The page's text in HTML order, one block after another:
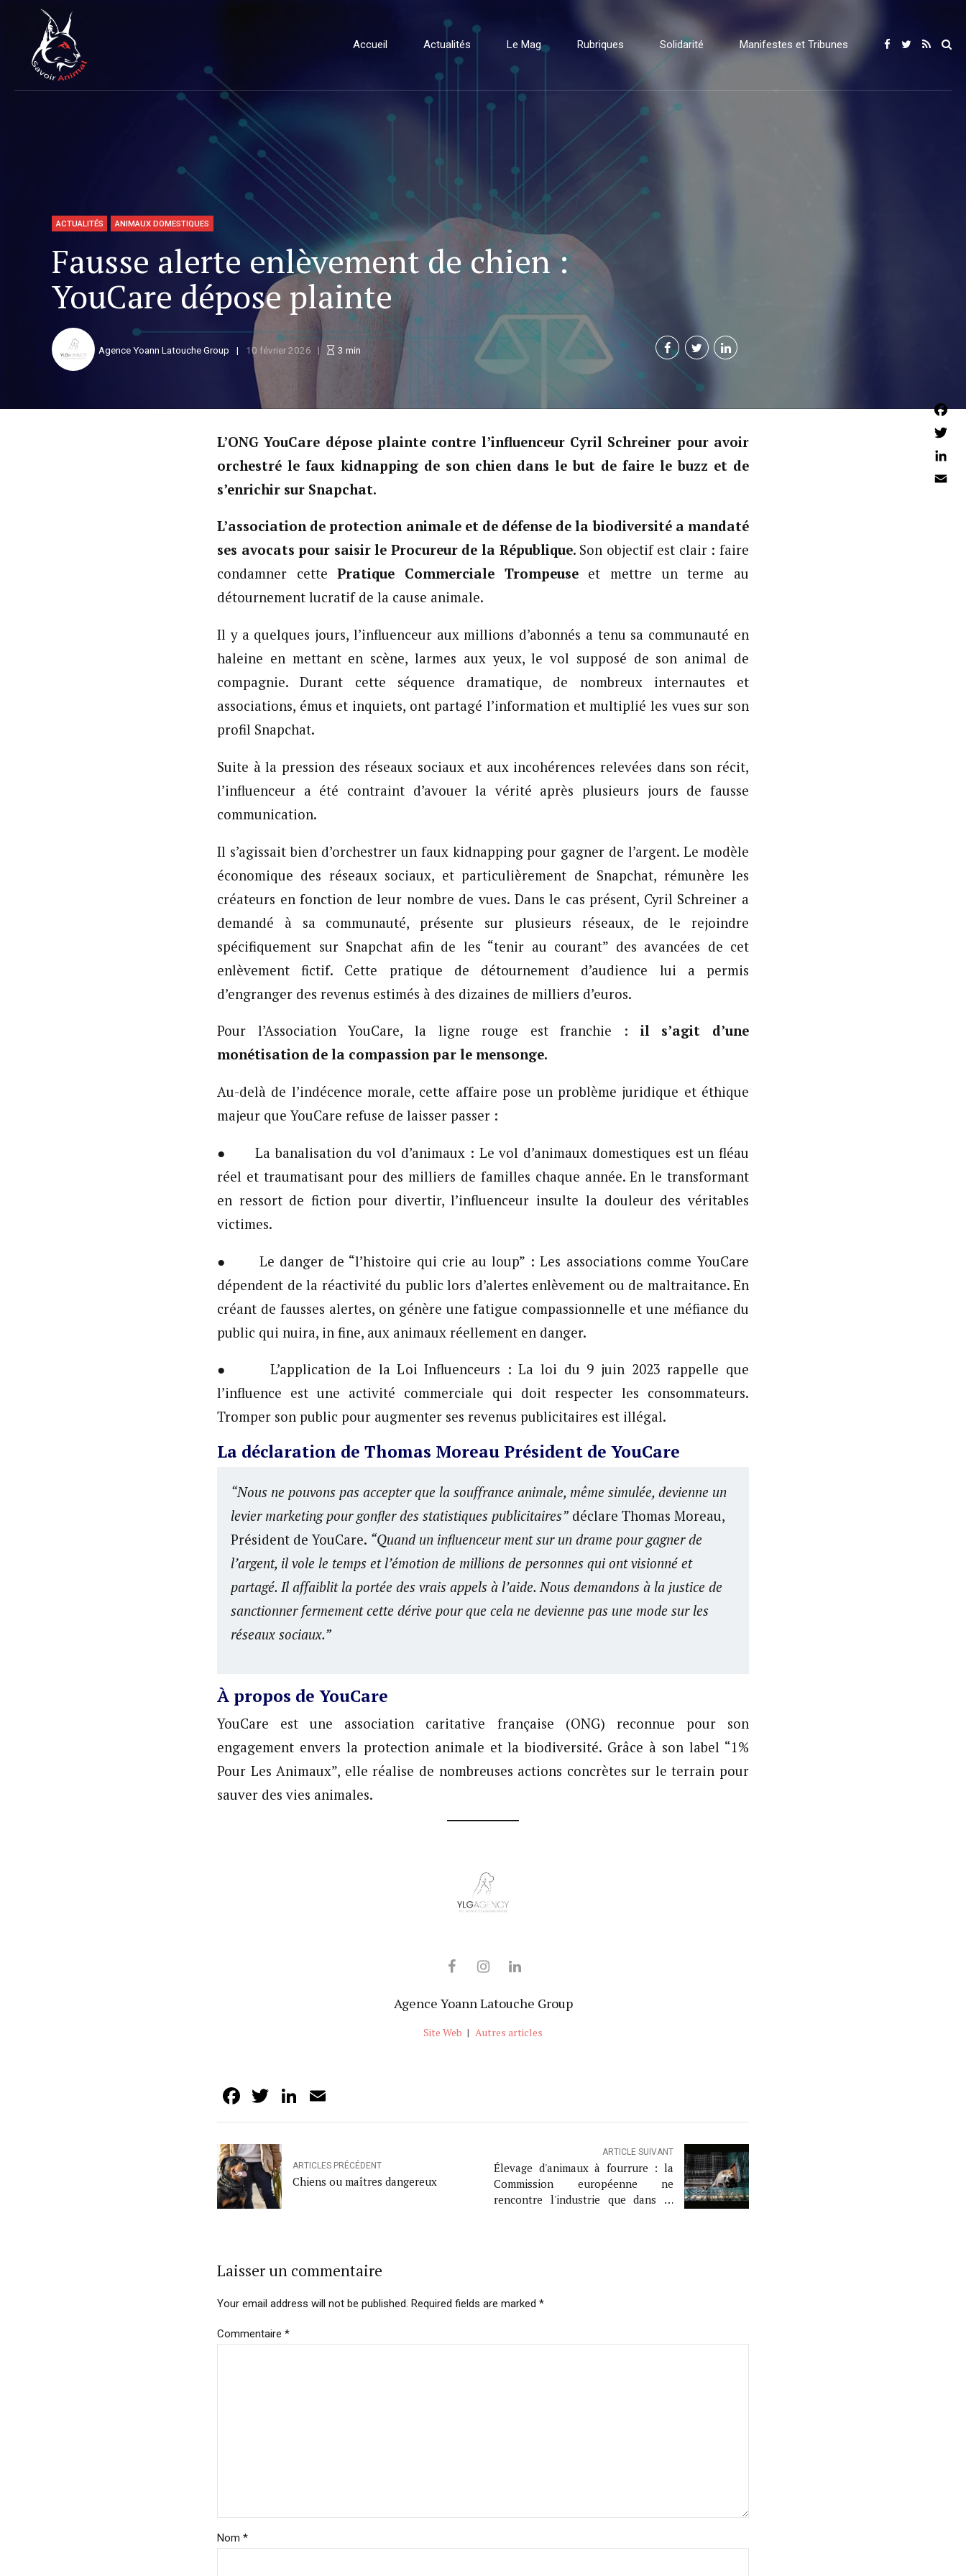
Accueil Actualités Le Mag Rubriques Solidarité Manifestes et Tribunes
ACTUALITÉS ANIMAUX DOMESTIQUES
Fausse alerte enlèvement de chien :
YouCare dépose plainte
Agence Yoann Latouche Group 10 février 2026 3 min
L’ONG YouCare dépose plainte contre l’influenceur Cyril Schreiner pour avoir
orchestré le faux kidnapping de son chien dans le but de faire le buzz et de
s’enrichir sur Snapchat.
L’association de protection animale et de défense de la biodiversité a mandaté
ses avocats pour saisir le Procureur de la République. Son objectif est clair : faire
condamner cettePratique Commerciale Trompeuseet mettre un terme au
détournement lucratif de la cause animale.
Il y a quelques jours, l’influenceur aux millions d’abonnés a tenu sa communauté en
haleine en mettant en scène, larmes aux yeux, le vol supposé de son animal de
compagnie. Durant cette séquence dramatique, de nombreux internautes et
associations, émus et inquiets, ont partagé l’information et multiplié les vues sur son
profil Snapchat.
Suite à la pression des réseaux sociaux et aux incohérences relevées dans son récit,
l’influenceur a été contraint d’avouer la vérité après plusieurs jours de fausse
communication.
Il s’agissait bien d’orchestrer un faux kidnapping pour gagner de l’argent. Le modèle
économique des réseaux sociaux, et particulièrement de Snapchat, rémunère les
créateurs en fonction de leur nombre de vues. Dans le cas présent, Cyril Schreiner a
demandé à sa communauté, présente sur plusieurs réseaux, de le rejoindre
spécifiquement sur Snapchat afin de les “tenir au courant” des avancées de cet
enlèvement fictif. Cette pratique de détournement d’audience lui a permis
d’engranger des revenus estimés à des dizaines de milliers d’euros.
Pour l’Association YouCare, la ligne rouge est franchie : il s’agit d’une
monétisation de la compassion par le mensonge.
Au-delà de l’indécence morale, cette affaire pose un problème juridique et éthique
majeur que YouCare refuse de laisser passer :
● La banalisation du vol d’animaux : Le vol d’animaux domestiques est un fléau
réel et traumatisant pour des milliers de familles chaque année. En le transformant
en ressort de fiction pour divertir, l’influenceur insulte la douleur des véritables
victimes.
● Le danger de “l’histoire qui crie au loup” : Les associations comme YouCare
dépendent de la réactivité du public lors d’alertes enlèvement ou de maltraitance. En
créant de fausses alertes, on génère une fatigue compassionnelle et une méfiance du
public qui nuira, in fine, aux animaux réellement en danger.
● L’application de la Loi Influenceurs : La loi du 9 juin 2023 rappelle que
l’influence est une activité commerciale qui doit respecter les consommateurs.
Tromper son public pour augmenter ses revenus publicitaires est illégal.
La déclaration de Thomas Moreau Président de YouCare
“Nous ne pouvons pas accepter que la souffrance animale, même simulée, devienne un
levier marketing pour gonfler des statistiques publicitaires”déclare Thomas Moreau,
Président de YouCare. “Quand un influenceur ment sur un drame pour gagner de
l’argent, il vole le temps et l’émotion de millions de personnes qui ont visionné et
partagé. Il affaiblit la portée des vrais appels à l’aide. Nous demandons à la justice de
sanctionner fermement cette dérive pour que cela ne devienne pas une mode sur les
réseaux sociaux.”
À propos de YouCare
YouCare est une association caritative française (ONG) reconnue pour son
engagement envers la protection animale et la biodiversité. Grâce à son label “1%
Pour Les Animaux”, elle réalise de nombreuses actions concrètes sur le terrain pour
sauver des vies animales.
Agence Yoann Latouche Group
Site Web | Autres articles
Facebook
TwitterLinkedIn
ARTICLES PRÉCÉDENT
Chiens ou maîtres dangereux
ARTICLE SUIVANT
Élevage d'animaux à fourrure : la
Commission européenne ne
rencontre l'industrie que dans le
Laisser un commentaire
Your email address will not be published. Required fields are marked *
Commentaire *
Nom *
Twitter